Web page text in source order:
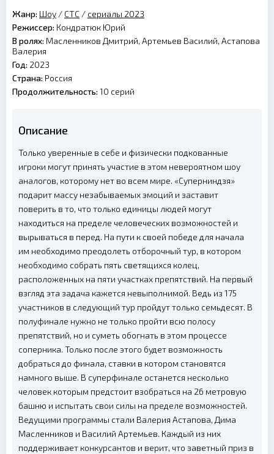
Жанр: Шоу / СТС / сериалы 2023
Режиссер: Кондратюк Юрий
В ролях: Масленников Дмитрий, Артемьев Василий, Астапова
Валерия
Год: 2023
Страна: Россия
Продолжительность: 10 серий
Описание
Только уверенные в себе и физически подкованные
игроки могут принять участие в этом невероятном шоу
аналогов, которому нет во всем мире. «Суперниндзя»
подарит массу незабываемых эмоций и заставит
поверить в то, что только единицы людей могут
находиться на пределе человеческих возможностей и
вырываться в перед. На пути к своей победе для начала
им необходимо преодолеть отборочный тур, в котором
необходимо собрать пять светящихся колец,
расположенных на пяти участках препятствий. На первый
взгляд эта задача кажется невыполнимой. Ведь из 175
участников в следующий тур пройдут только семьдесят. В
полуфинале нужно не только пройти всю полосу
препятствий, но и суметь обогнать в этом процессе
соперника. Только после этого будет возможность
добраться до финала, ставки в котором становятся
намного выше. В суперфинале останется несколько
человек которым предстоит взобраться на 26 метровую
башню и испытать свои силы на пределе возможностей.
Ведущими программы стали Валерия Астапова, Дима
Масленников и Василий Артемьев. Каждый из них
поддерживает конкурсантов и верит, что заветный приз в